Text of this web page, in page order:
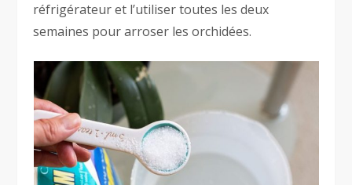
réfrigérateur et l’utiliser toutes les deux
semaines pour arroser les orchidées.